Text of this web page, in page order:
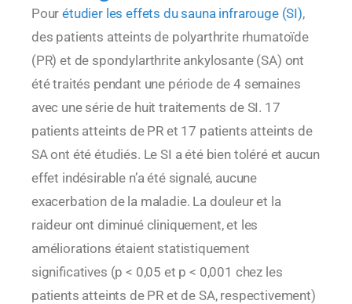
Pourétudier les effets du sauna infrarouge (SI),
des patients atteints de polyarthrite rhumatoïde
(PR) et de spondylarthrite ankylosante (SA) ont
été traités pendant une période de 4 semaines
avec une série de huit traitements de SI. 17
patients atteints de PR et 17 patients atteints de
SA ont été étudiés. Le SI a été bien toléré et aucun
effet indésirable n’a été signalé, aucune
exacerbation de la maladie. La douleur et la
raideur ont diminué cliniquement, et les
améliorations étaient statistiquement
significatives (p < 0,05 et p < 0,001 chez les
patients atteints de PR et de SA, respectivement)